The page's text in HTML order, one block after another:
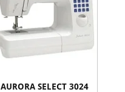
AURORA SELECT 3024